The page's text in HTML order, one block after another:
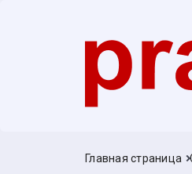
Главная страница